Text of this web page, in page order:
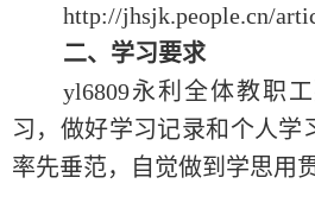
http://jhsjk.people.cn/
二、学习要求
yl6809永利全体教职
习，做好学习记录和个人学
率先垂范，自觉做到学思用